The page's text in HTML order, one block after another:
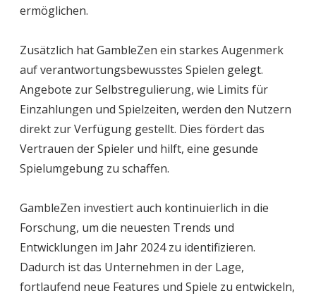
ermöglichen.
Zusätzlich hat GambleZen ein starkes Augenmerk
auf verantwortungsbewusstes Spielen gelegt.
Angebote zur Selbstregulierung, wie Limits für
Einzahlungen und Spielzeiten, werden den Nutzern
direkt zur Verfügung gestellt. Dies fördert das
Vertrauen der Spieler und hilft, eine gesunde
Spielumgebung zu schaffen.
GambleZen investiert auch kontinuierlich in die
Forschung, um die neuesten Trends und
Entwicklungen im Jahr 2024 zu identifizieren.
Dadurch ist das Unternehmen in der Lage,
fortlaufend neue Features und Spiele zu entwickeln,